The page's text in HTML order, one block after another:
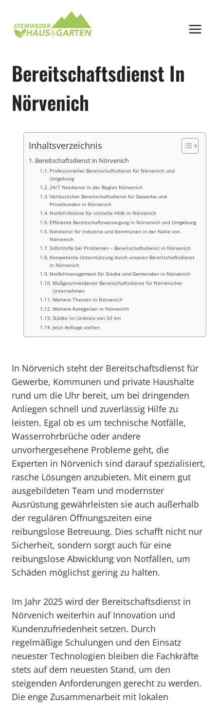
springen
Bereitschaftsdienst In
Nörvenich
Inhaltsverzeichnis
Bereitschaftsdienst in Nörvenich
Professioneller Bereitschaftsdienst für Nörvenich und
Umgebung
24/7 Notdienst in der Region Nörvenich
Verlässlicher Bereitschaftsdienst für Gewerbe und
Privatkunden in Nörvenich
Notfall-Hotline für schnelle Hilfe in Nörvenich
Effiziente Bereitschaftsversorgung in Nörvenich und Umgebung
Notdienst für Industrie und Kommunen in der Nähe von
Nörvenich
Soforthilfe bei Problemen – Bereitschaftsdienst in Nörvenich
Kompetente Unterstützung durch unseren Bereitschaftsdienst
in Nörvenich
Notfallmanagement für Städte und Gemeinden in Nörvenich
Maßgeschneiderter Bereitschaftsdienst für Nörvenicher
Unternehmen
Weitere Themen in Nörvenich
Weitere Kategorien in Nörvenich
Städte im Umkreis von 50 km
Jetzt Anfrage stellen
In Nörvenich steht der Bereitschaftsdienst für
Gewerbe, Kommunen und private Haushalte
rund um die Uhr bereit, um bei dringenden
Anliegen schnell und zuverlässig Hilfe zu
leisten. Egal ob es um technische Notfälle,
Wasserrohrbrüche oder andere
unvorhergesehene Probleme geht, die
Experten in Nörvenich sind darauf spezialisiert,
rasche Lösungen anzubieten. Mit einem gut
ausgebildeten Team und modernster
Ausrüstung gewährleisten sie auch außerhalb
der regulären Öffnungszeiten eine
reibungslose Betreuung. Dies schafft nicht nur
Sicherheit, sondern sorgt auch für eine
reibungslose Abwicklung von Notfällen, um
Schäden möglichst gering zu halten.
Im Jahr 2025 wird der Bereitschaftsdienst in
Nörvenich weiterhin auf Innovation und
Kundenzufriedenheit setzen. Durch
regelmäßige Schulungen und den Einsatz
neuester Technologien bleiben die Fachkräfte
stets auf dem neuesten Stand, um den
steigenden Anforderungen gerecht zu werden.
Die enge Zusammenarbeit mit lokalen